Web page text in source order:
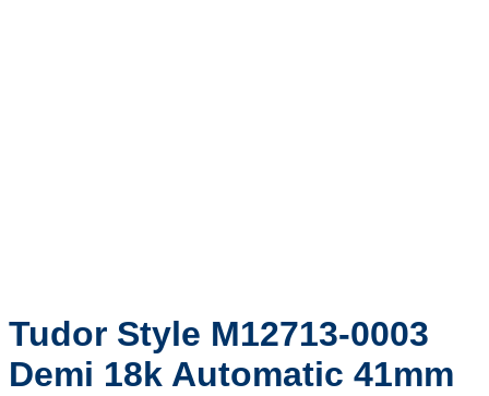
Tudor Style M12713-0003
Demi 18k Automatic 41mm